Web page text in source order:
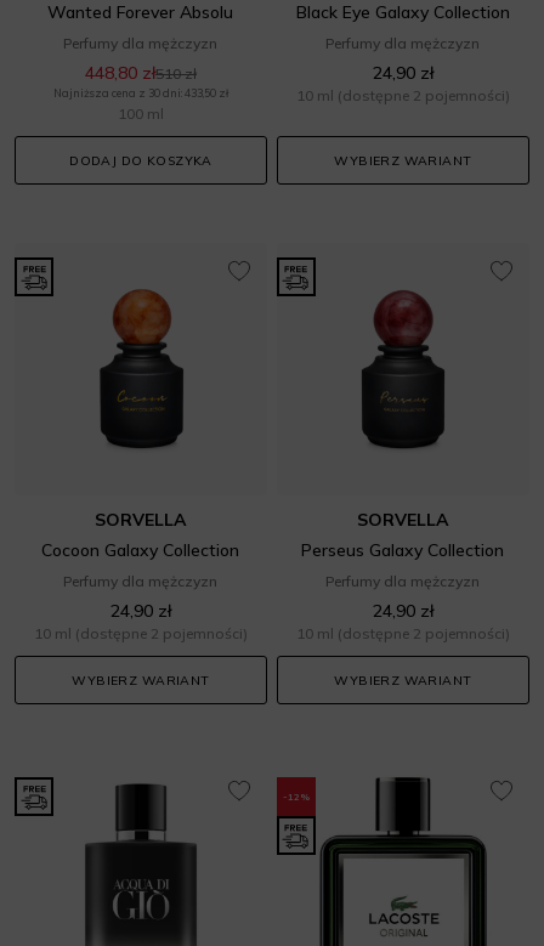
Wanted Forever Absolu
Perfumy dla mężczyzn
448,80 zł510 zł
Najniższa cena z 30 dni: 433,50 zł
100 ml
DODAJ DO KOSZYKA
Black Eye Galaxy Collection
Perfumy dla mężczyzn
24,90 zł
10 ml (dostępne 2 pojemności)
WYBIERZ WARIANT
SORVELLA
Cocoon Galaxy Collection
Perfumy dla mężczyzn
24,90 zł
10 ml (dostępne 2 pojemności)
WYBIERZ WARIANT
SORVELLA
Perseus Galaxy Collection
Perfumy dla mężczyzn
24,90 zł
10 ml (dostępne 2 pojemności)
WYBIERZ WARIANT
-12%